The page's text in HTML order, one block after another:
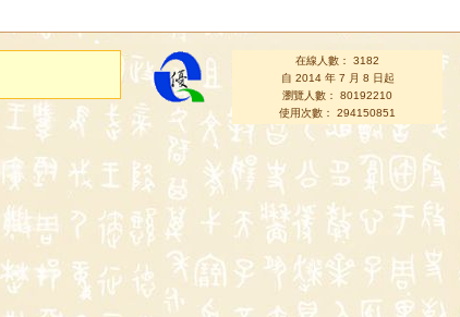
在線人數： 3182
自 2014 年 7 月 8 日起
瀏覽人數： 80192210
使用次數： 294150851